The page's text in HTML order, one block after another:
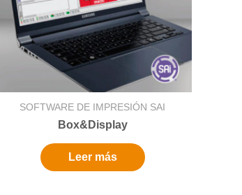
SOFTWARE DE IMPRESIÓN SAI
Box&Display
Leer más